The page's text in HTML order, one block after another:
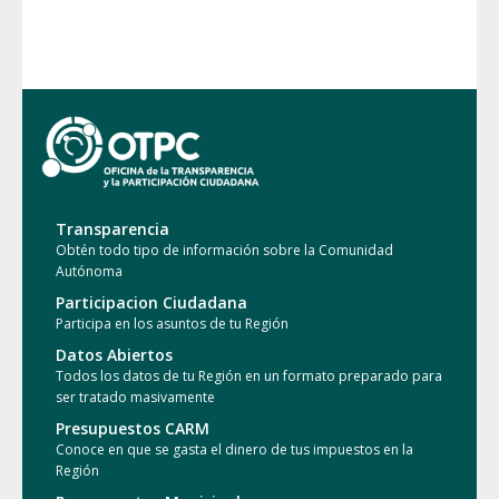
Transparencia
Obtén todo tipo de información sobre la Comunidad
Autónoma
Participacion Ciudadana
Participa en los asuntos de tu Región
Datos Abiertos
Todos los datos de tu Región en un formato preparado para
ser tratado masivamente
Presupuestos CARM
Conoce en que se gasta el dinero de tus impuestos en la
Región